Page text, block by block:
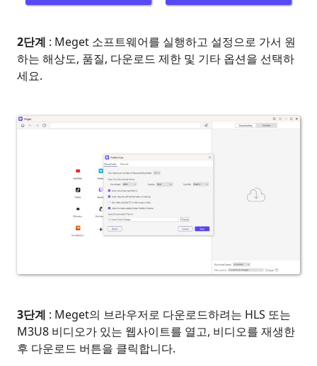
2단계 : Meget 소프트웨어를 실행하고 설정으로 가서 원
하는 해상도, 품질, 다운로드 제한 및 기타 옵션을 선택하
세요.
3단계 : Meget의 브라우저로 다운로드하려는 HLS 또는
M3U8 비디오가 있는 웹사이트를 열고, 비디오를 재생한
후 다운로드 버튼을 클릭합니다.